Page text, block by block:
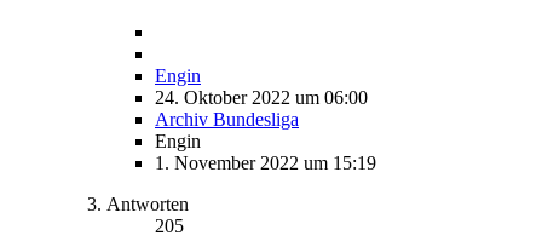
Engin
24. Oktober 2022 um 06:00
Archiv Bundesliga
Engin
1. November 2022 um 15:19
Antworten
205